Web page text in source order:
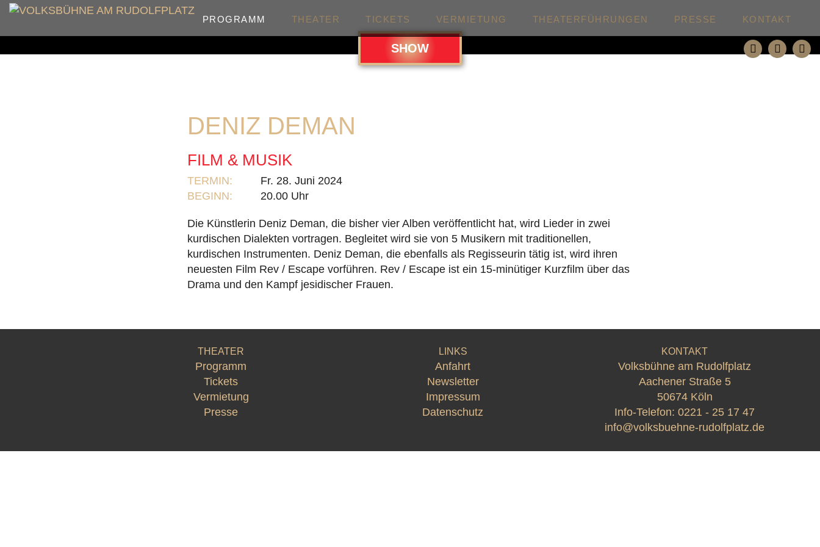
PROGRAMM THEATER TICKETS VERMIETUNG THEATERFÜHRUNGEN PRESSE KONTAKT
SHOW
DENIZ DEMAN
FILM & MUSIK
TERMIN:
Fr. 28. Juni 2024
BEGINN:
20.00 Uhr
Die Künstlerin Deniz Deman, die bisher vier Alben veröffentlicht hat, wird Lieder in zwei
kurdischen Dialekten vortragen. Begleitet wird sie von 5 Musikern mit traditionellen,
kurdischen Instrumenten. Deniz Deman, die ebenfalls als Regisseurin tätig ist, wird ihren
neuesten Film Rev / Escape vorführen. Rev / Escape ist ein 15-minütiger Kurzfilm über das
Drama und den Kampf jesidischer Frauen.
THEATER
Programm
Tickets
Vermietung
Presse
LINKS
Anfahrt
Newsletter
Impressum
Datenschutz
KONTAKT
Volksbühne am Rudolfplatz
Aachener Straße 5
50674 Köln
Info-Telefon: 0221 - 25 17 47
info@volksbuehne-rudolfplatz.de